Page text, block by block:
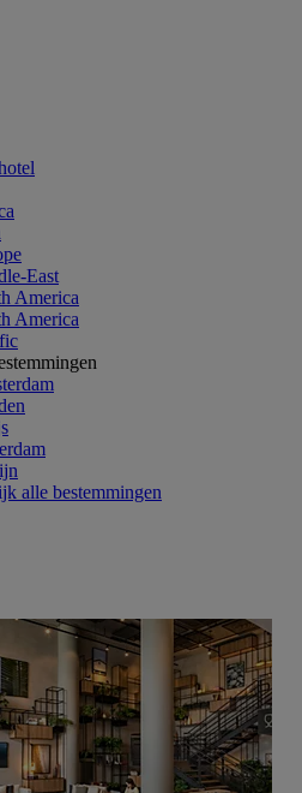
East
America
America
alle bestemmingen